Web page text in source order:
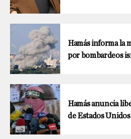
Hamás informa la
por bombardeos
Hamás anuncia
de Estados Unidos